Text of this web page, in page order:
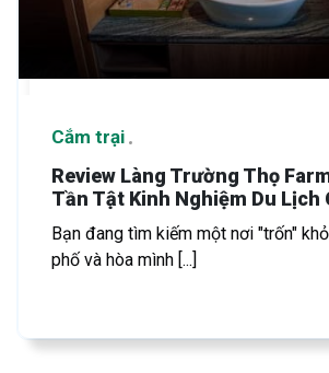
Cắm trại
Review Làng Trường Thọ
Tần Tật Kinh Nghiệm Du Lịch
Bạn đang tìm kiếm một nơi "trốn"
phố và hòa mình [...]